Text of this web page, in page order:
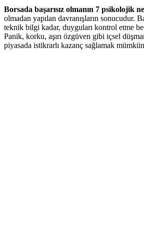
Borsada başarısız olmanın 7 psikolojik
olmadan yapılan davranışların sonucudur.
teknik bilgi kadar, duyguları kontrol etme
Panik, korku, aşırı özgüven gibi içsel
piyasada istikrarlı kazanç sağlamak